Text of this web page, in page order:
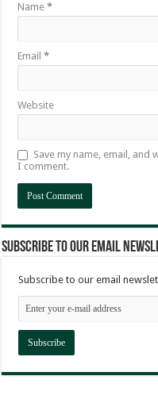
Name*
Email*
Website
Save my name, email,
I comment.
Subscribe to our email
Subscribe to our email